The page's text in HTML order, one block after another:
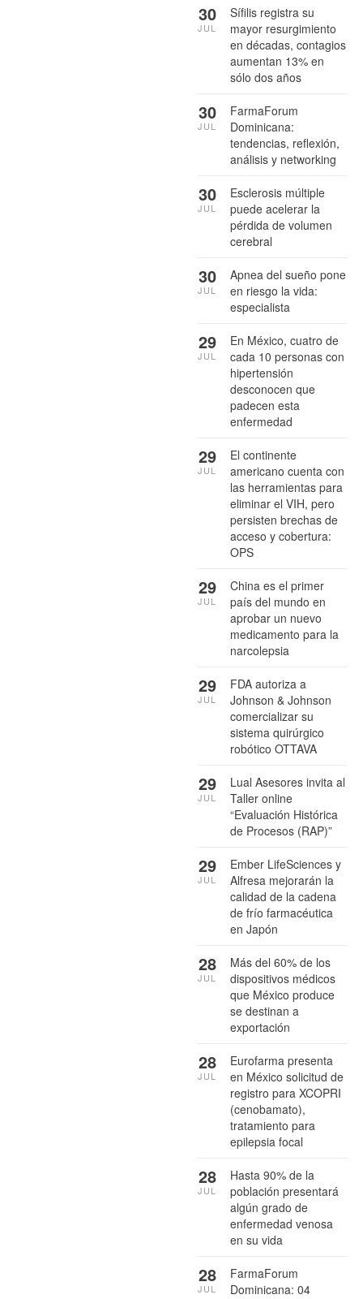
Sífilis registra su
mayor resurgimiento
en décadas, contagios
aumentan 13% en
sólo dos años
30
JUL
FarmaForum
Dominicana:
tendencias, reflexión,
análisis y networking
30
JUL
Esclerosis múltiple
puede acelerar la
pérdida de volumen
cerebral
30
JUL
Apnea del sueño pone
en riesgo la vida:
especialista
30
JUL
En México, cuatro de
cada 10 personas con
hipertensión
desconocen que
padecen esta
enfermedad
29
JUL
El continente
americano cuenta con
las herramientas para
eliminar el VIH, pero
persisten brechas de
acceso y cobertura:
OPS
29
JUL
China es el primer
país del mundo en
aprobar un nuevo
medicamento para la
narcolepsia
29
JUL
FDA autoriza a
Johnson & Johnson
comercializar su
sistema quirúrgico
robótico OTTAVA
29
JUL
Lual Asesores invita al
Taller online
“Evaluación Histórica
de Procesos (RAP)”
29
JUL
Ember LifeSciences y
Alfresa mejorarán la
calidad de la cadena
de frío farmacéutica
en Japón
29
JUL
Más del 60% de los
dispositivos médicos
que México produce
se destinan a
exportación
28
JUL
Eurofarma presenta
en México solicitud de
registro para XCOPRI
(cenobamato),
tratamiento para
epilepsia focal
28
JUL
Hasta 90% de la
población presentará
algún grado de
enfermedad venosa
en su vida
28
JUL
FarmaForum
Dominicana: 04
28
JUL